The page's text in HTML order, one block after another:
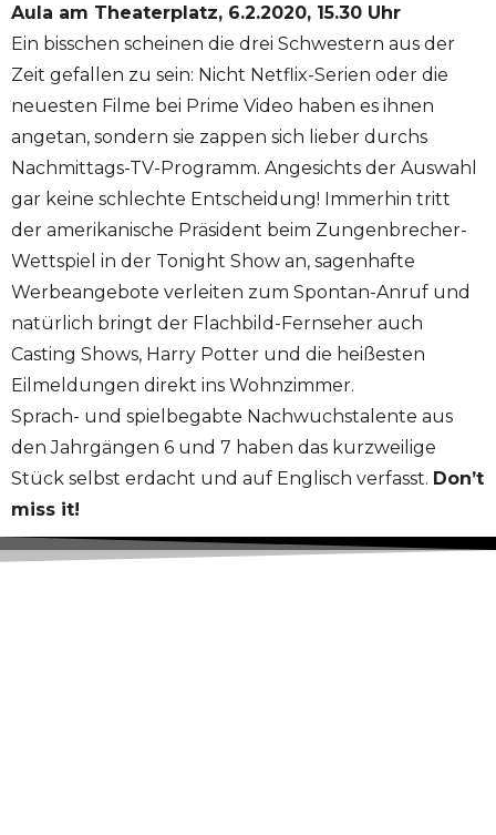
Aula am Theaterplatz, 6.2.2020, 15.30 Uhr
Ein bisschen scheinen die drei Schwestern aus der
Zeit gefallen zu sein: Nicht Netflix-Serien oder die
neuesten Filme bei Prime Video haben es ihnen
angetan, sondern sie zappen sich lieber durchs
Nachmittags-TV-Programm. Angesichts der Auswahl
gar keine schlechte Entscheidung! Immerhin tritt
der amerikanische Präsident beim Zungenbrecher-
Wettspiel in der Tonight Show an, sagenhafte
Werbeangebote verleiten zum Spontan-Anruf und
natürlich bringt der Flachbild-Fernseher auch
Casting Shows, Harry Potter und die heißesten
Eilmeldungen direkt ins Wohnzimmer.
Sprach- und spielbegabte Nachwuchstalente aus
den Jahrgängen 6 und 7 haben das kurzweilige
Stück selbst erdacht und auf Englisch verfasst. Don’t
miss it!